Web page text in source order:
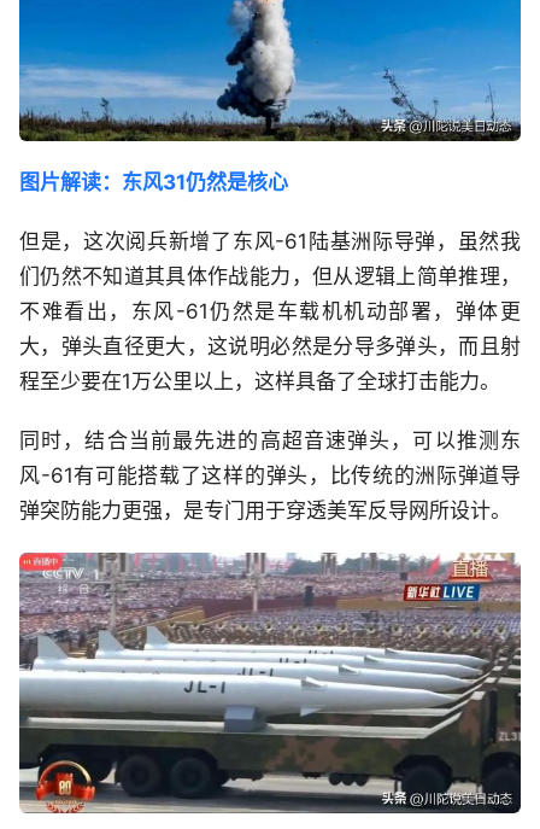
图片解读：东风31仍然是核心
但是，这次阅兵新增了东风-61陆基洲际导弹，虽然我
们仍然不知道其具体作战能力，但从逻辑上简单推理，
不难看出，东风-61仍然是车载机机动部署，弹体更
大，弹头直径更大，这说明必然是分导多弹头，而且射
程至少要在1万公里以上，这样具备了全球打击能力。
同时，结合当前最先进的高超音速弹头，可以推测东
风-61有可能搭载了这样的弹头，比传统的洲际弹道导
弹突防能力更强，是专门用于穿透美军反导网所设计。